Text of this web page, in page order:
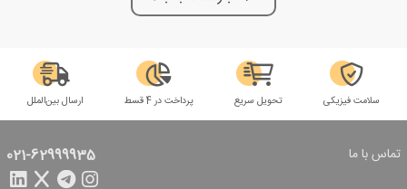
سلامت فیزیکی تحویل سریع پرداخت در 4 قسط ارسال بین‌الملل
تماس با ما 021-62999935